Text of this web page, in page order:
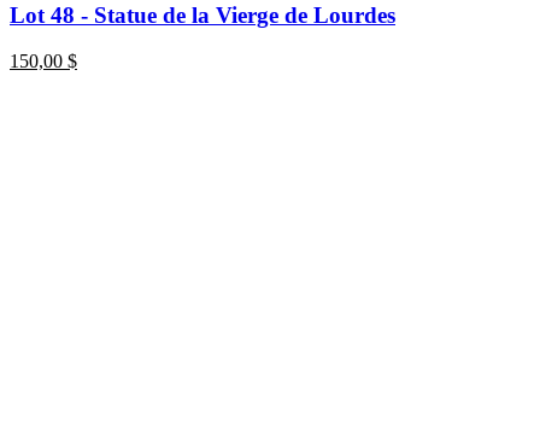
Lot 48 - Statue de la Vierge de Lourdes
150,00 $